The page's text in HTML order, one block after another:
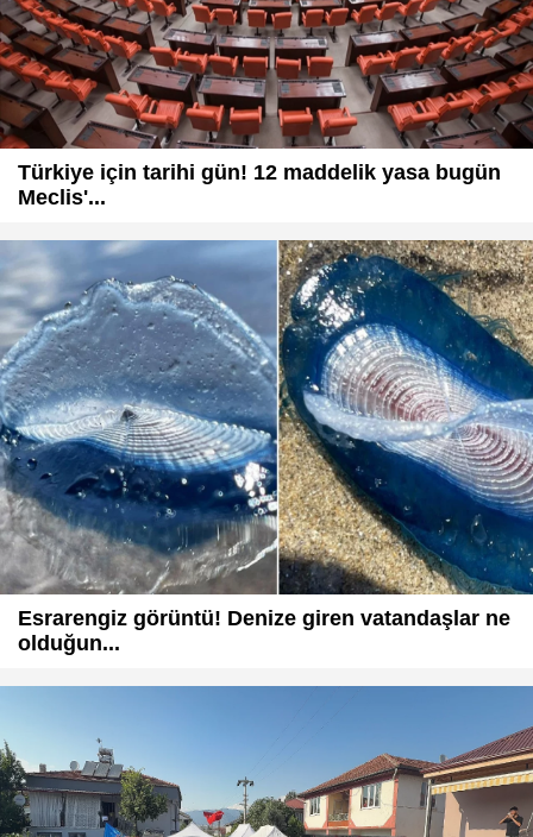
Türkiye için tarihi gün! 12 maddelik yasa bugün
Meclis'...
Esrarengiz görüntü! Denize giren vatandaşlar ne
olduğun...